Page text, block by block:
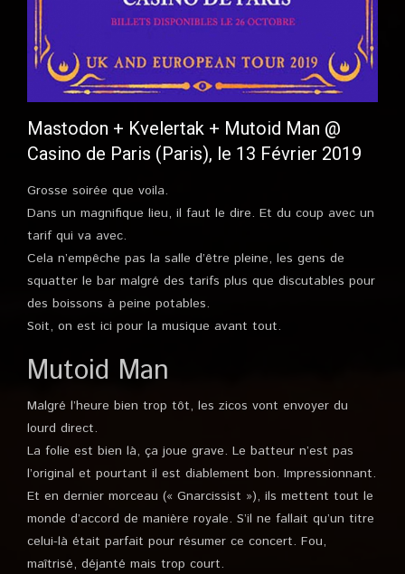
Mastodon + Kvelertak + Mutoid Man @
Casino de Paris (Paris), le 13 Février 2019
Grosse soirée que voila.
Dans un magnifique lieu, il faut le dire. Et du coup avec un
tarif qui va avec.
Cela n’empêche pas la salle d’être pleine, les gens de
squatter le bar malgré des tarifs plus que discutables pour
des boissons à peine potables.
Soit, on est ici pour la musique avant tout.
Mutoid Man
Malgré l’heure bien trop tôt, les zicos vont envoyer du
lourd direct.
La folie est bien là, ça joue grave. Le batteur n’est pas
l’original et pourtant il est diablement bon. Impressionnant.
Et en dernier morceau (« Gnarcissist »), ils mettent tout le
monde d’accord de manière royale. S’il ne fallait qu’un titre
celui-là était parfait pour résumer ce concert. Fou,
maîtrisé, déjanté mais trop court.